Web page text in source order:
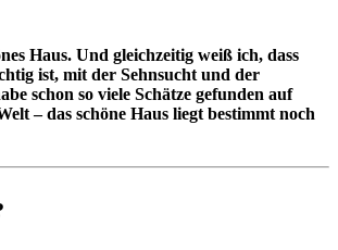
Haus. Und gleichzeitig weiß ich, dass
ist, mit der Sehnsucht und der
schon so viele Schätze gefunden auf
– das schöne Haus liegt bestimmt noch